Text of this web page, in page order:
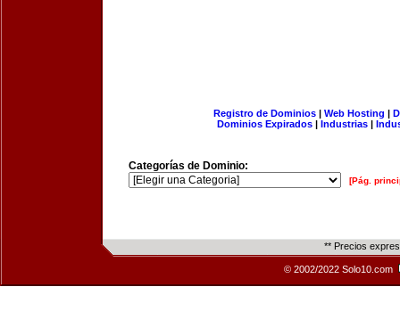
Registro de Dominios| Web Hosting |
Dominios Expirados | Industrias |
Categorías de Dominio:
[Pág.
** Precios
© 2002/2022 Solo10.com